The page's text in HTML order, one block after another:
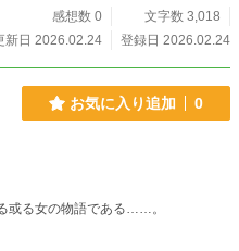
感想数 0
文字数 3,018
新日 2026.02.24
登録日 2026.02.24
お気に入り追加 0
或る女の物語である……。